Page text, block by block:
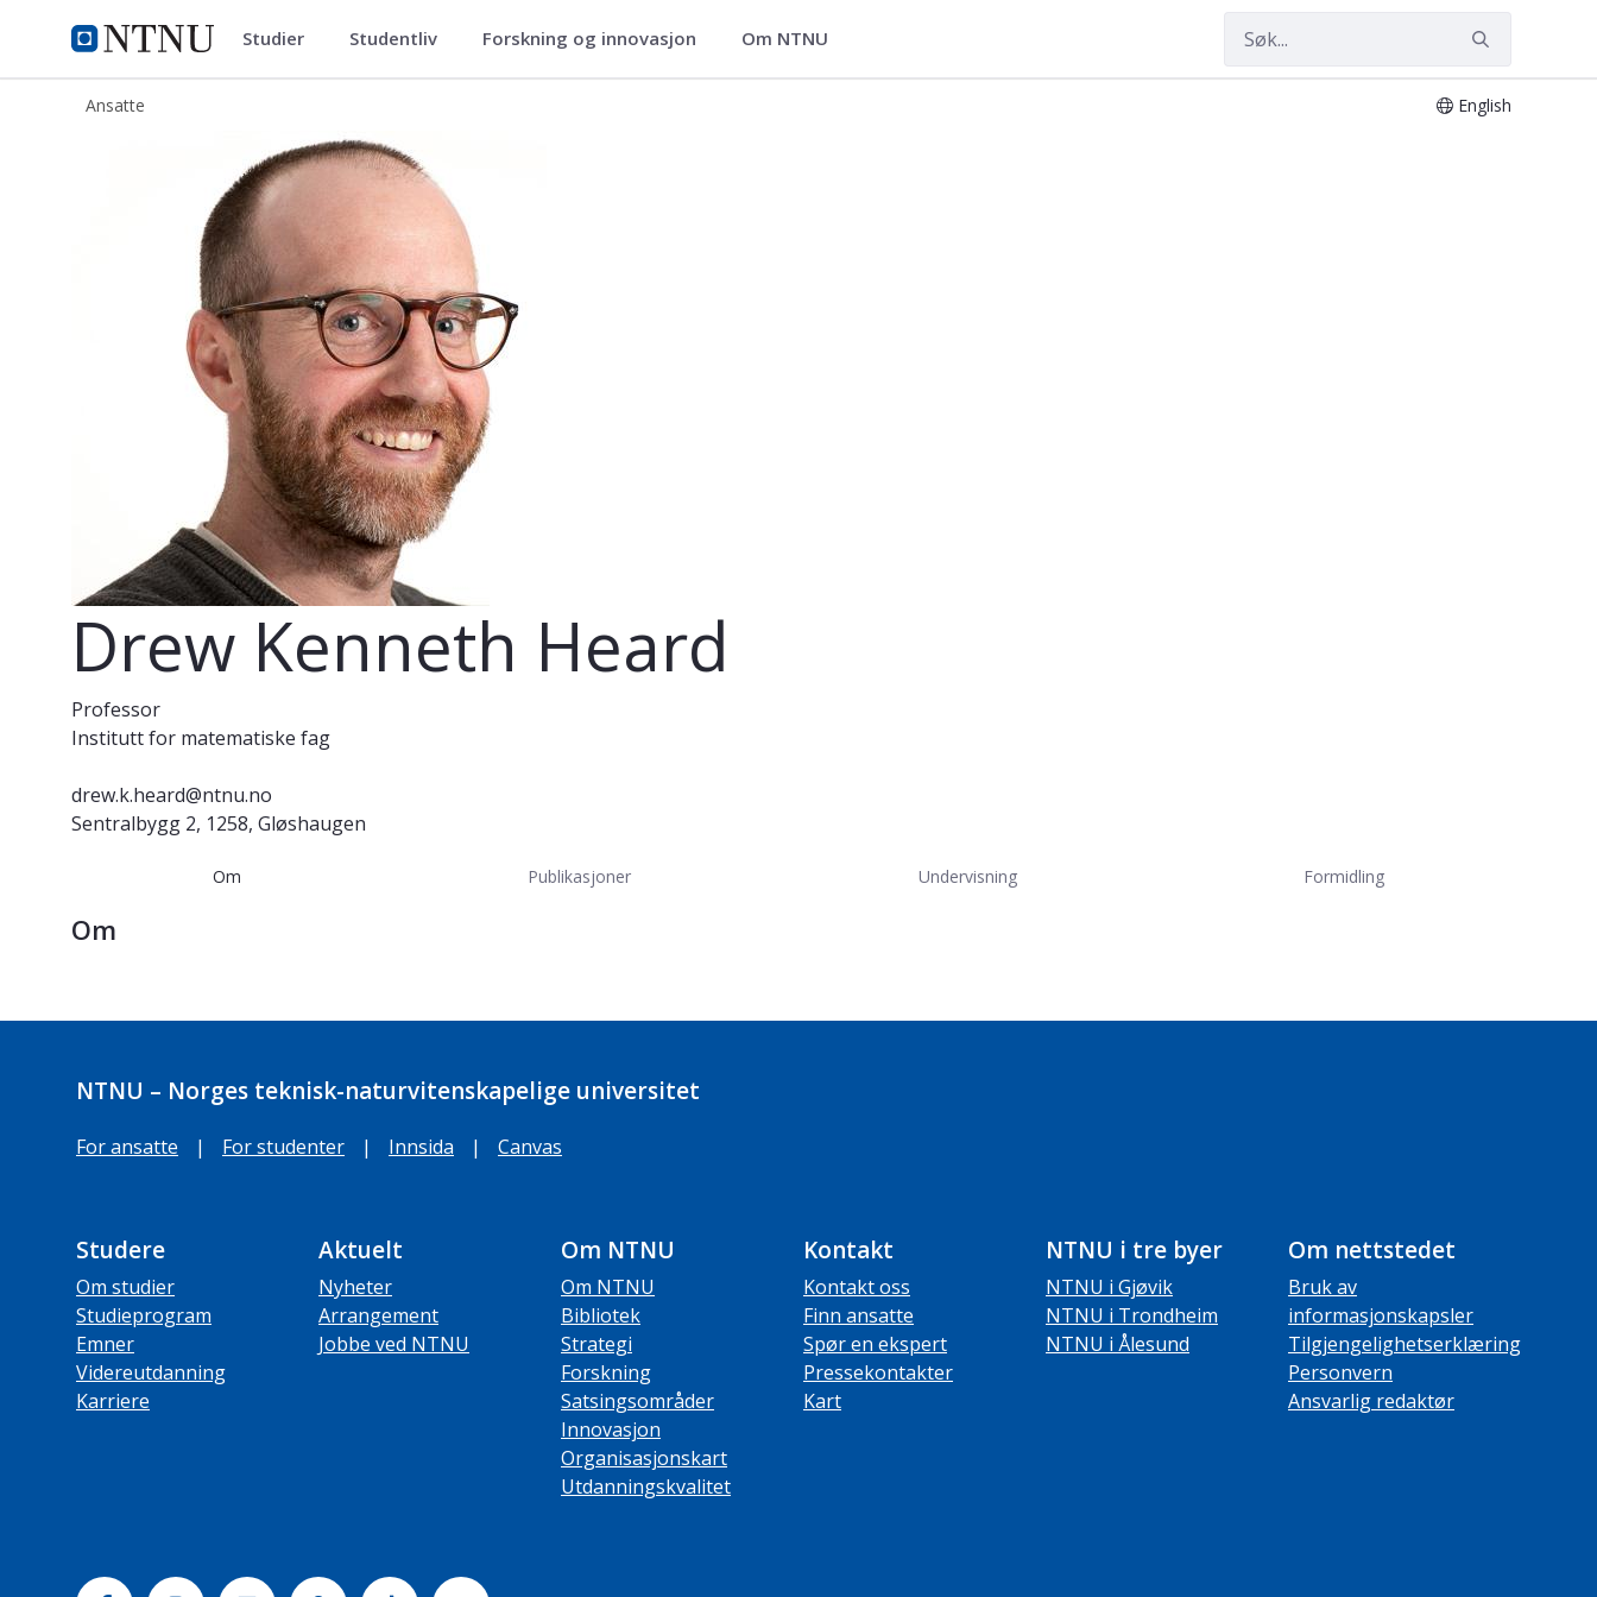
NTNU Hjemmeside
ntnu.no Studier Studentliv Forskning og innovasjon Om NTNU
Ansatte English
Drew Kenneth Heard
Drew Kenneth Heard
Professor
Institutt for matematiske fag
drew.k.heard@ntnu.no
Sentralbygg 2, 1258, Gløshaugen
Om Publikasjoner Undervisning Formidling
Om
NTNU – Norges teknisk-naturvitenskapelige universitet
For ansatte | For studenter | Innsida | Canvas
Studere
Om studier
Studieprogram
Emner
Videreutdanning
Karriere
Aktuelt
Nyheter
Arrangement
Jobbe ved NTNU
Om NTNU
Om NTNU
Bibliotek
Strategi
Forskning
Satsingsområder
Innovasjon
Organisasjonskart
Utdanningskvalitet
Kontakt
Kontakt oss
Finn ansatte
Spør en ekspert
Pressekontakter
Kart
NTNU i tre byer
NTNU i Gjøvik
NTNU i Trondheim
NTNU i Ålesund
Om nettstedet
Bruk av
informasjonskapsler
Tilgjengelighetserklæring
Personvern
Ansvarlig redaktør